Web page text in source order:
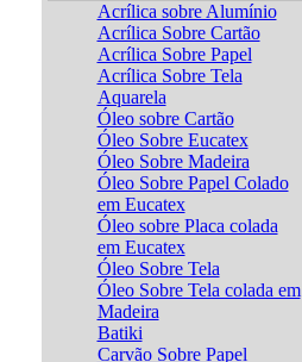
Acrílica sobre Alumínio
Acrílica Sobre Cartão
Acrílica Sobre Papel
Acrílica Sobre Tela
Aquarela
Óleo sobre Cartão
Óleo Sobre Eucatex
Óleo Sobre Madeira
Óleo Sobre Papel Colado
em Eucatex
Óleo sobre Placa colada
em Eucatex
Óleo Sobre Tela
Óleo Sobre Tela colada em
Madeira
Batiki
Carvão Sobre Papel